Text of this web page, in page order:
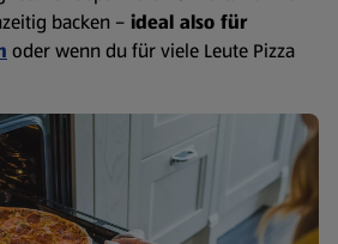
backen – ideal also für
oder wenn du für viele Leute Pizza